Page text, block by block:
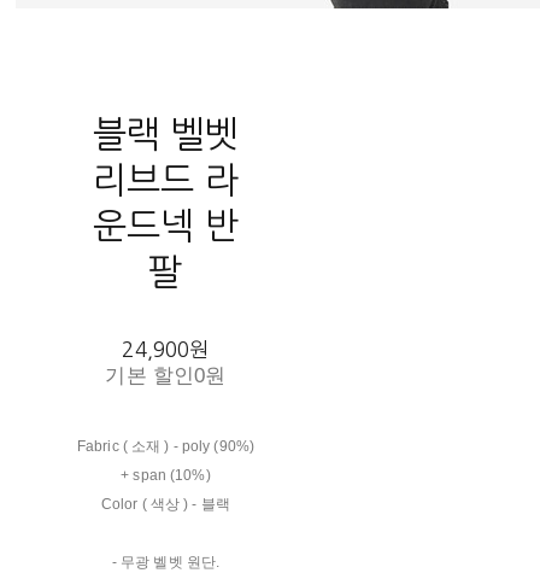
블랙 벨벳
리브드 라
운드넥 반
팔
24,900원
기본 할인0원
Fabric ( 소재 ) - poly (90%)
+ span (10%)
Color ( 색상 ) - 블랙
- 무광 벨벳 원단.